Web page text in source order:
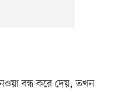
বন্ধ করে দেয়, তখন